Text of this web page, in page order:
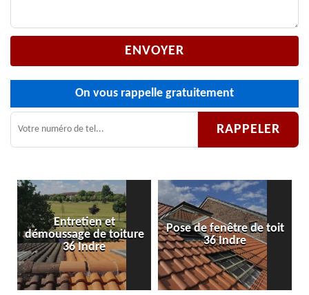
On vous rappelle gratuitement
Entretien et
démoussage de toiture
36 Indre
Pose de fenêtre de toit
36 Indre